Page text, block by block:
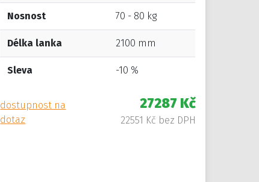
Nosnost 70 - 80 kg
Délka lanka 2100 mm
Sleva -10 %
dostupnost na
dotaz
27287 Kč
22551 Kč bez DPH